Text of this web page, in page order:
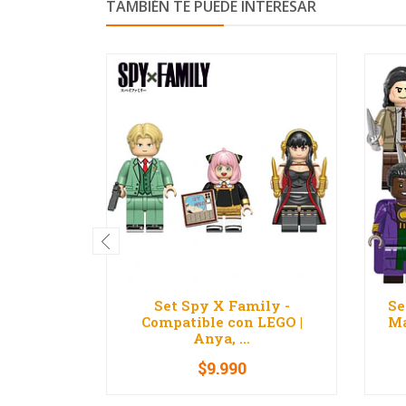
TAMBIÉN TE PUEDE INTERESAR
Set Spy X Family -
Compatible con LEGO |
Anya, ...
+
$9.990